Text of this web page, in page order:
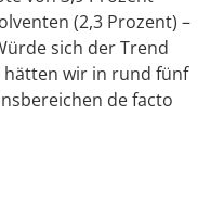
(2,3 Prozent) –
sich der Trend
hätten wir in rund fünf
de facto